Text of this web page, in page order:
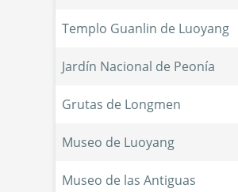
Templo Guanlin de Luoyang
Jardín Nacional de Peonía
Grutas de Longmen
Museo de Luoyang
Museo de las Antiguas